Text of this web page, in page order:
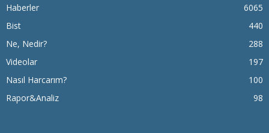
Haberler
6065
Bist
440
Ne, Nedir?
288
Videolar
197
Nasıl Harcarım?
100
Rapor&Analiz
98